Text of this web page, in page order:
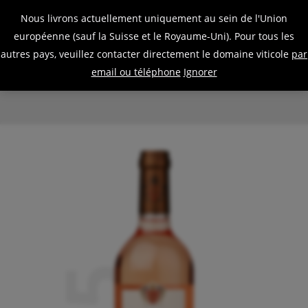
DysonWine compte
Nos Vins
Nous livrons actuellement uniquement au sein de l'Union
européenne (sauf la Suisse et le Royaume-Uni). Pour tous les
autres pays, veuillez contacter directement le domaine viticole par
email ou téléphone Ignorer